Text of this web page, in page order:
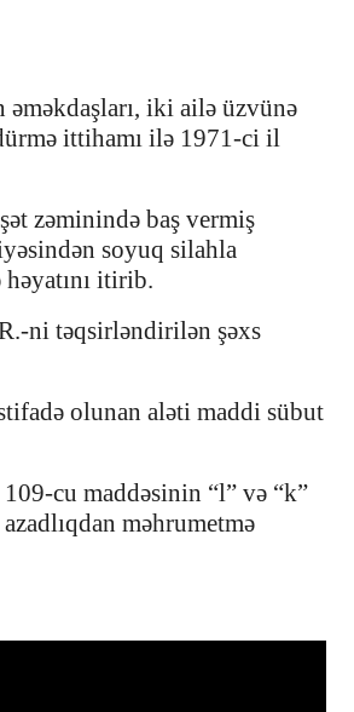
iki ailə üzvünə
ittihamı ilə 1971-ci il
zəminində baş vermiş
soyuq silahla
itirib.
ni təqsirləndirilən şəxs
olunan aləti maddi sübut
cu maddəsinin “l” və “k”
məhrumetmə